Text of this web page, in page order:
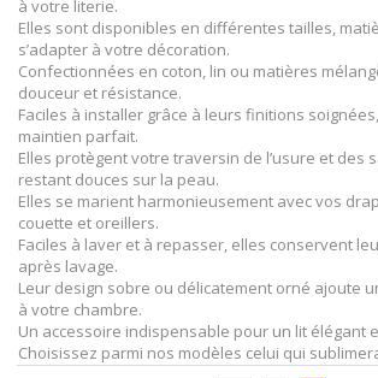
à votre literie.
Elles sont disponibles en différentes tailles,
s’adapter à votre décoration.
Confectionnées en coton, lin ou matières
douceur et résistance.
Faciles à installer grâce à leurs finitions
maintien parfait.
Elles protègent votre traversin de l’usure et des
restant douces sur la peau.
Elles se marient harmonieusement avec vos
couette et oreillers.
Faciles à laver et à repasser, elles conservent
après lavage.
Leur design sobre ou délicatement orné ajoute
à votre chambre.
Un accessoire indispensable pour un lit élégant
Choisissez parmi nos modèles celui qui